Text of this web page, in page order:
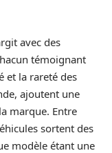
avec des
témoignant
et la rareté des
ajoutent une
marque. Entre
sortent des
modèle étant une